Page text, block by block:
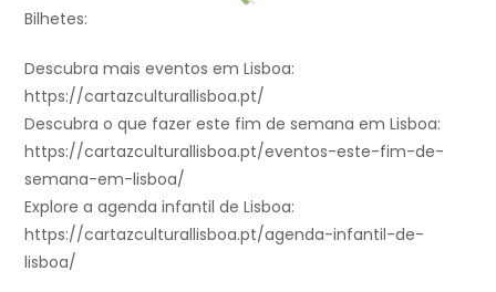
Bilhetes:
Descubra mais eventos em Lisboa:
https://cartazculturallisboa.pt/
Descubra o que fazer este fim de semana em Lisboa:
https://cartazculturallisboa.pt/eventos-este-fim-de-
semana-em-lisboa/
Explore a agenda infantil de Lisboa:
https://cartazculturallisboa.pt/agenda-infantil-de-
lisboa/